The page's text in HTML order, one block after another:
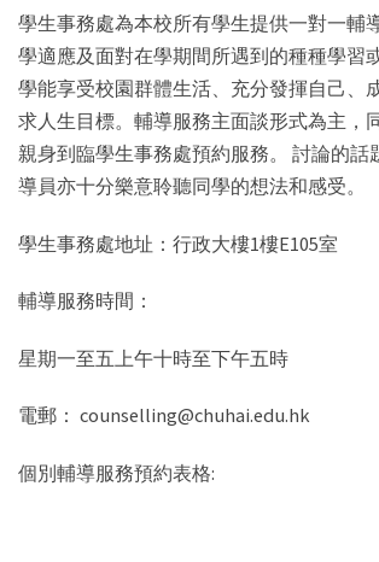
學生事務處為本校所有學生提供一對一輔
學適應及面對在學期間所遇到的種種學習
學能享受校園群體生活、充分發揮自己、
求人生目標。輔導服務主面談形式為主，
親身到臨學生事務處預約服務。 討論的話
導員亦十分樂意聆聽同學的想法和感受。
學生事務處地址：行政大樓1樓E105室
輔導服務時間：
星期一至五上午十時至下午五時
電郵： counselling@chuhai.edu.hk
個別輔導服務預約表格: